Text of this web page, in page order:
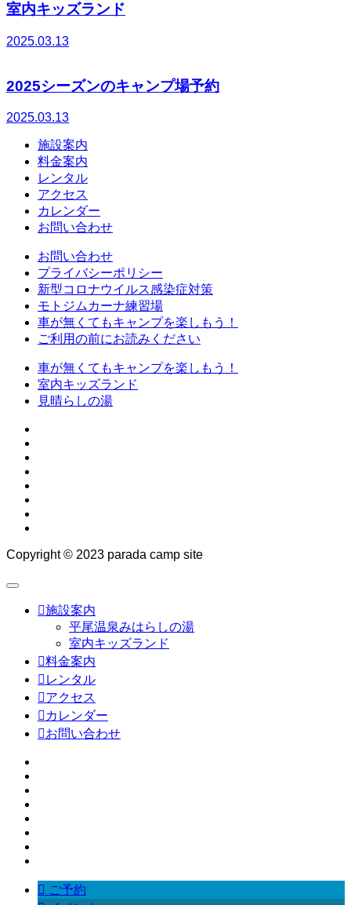
室内キッズランド
2025.03.13
2025シーズンのキャンプ場予約
2025.03.13
施設案内
料金案内
レンタル
アクセス
カレンダー
お問い合わせ
お問い合わせ
プライバシーポリシー
新型コロナウイルス感染症対策
モトジムカーナ練習場
車が無くてもキャンプを楽しもう！
ご利用の前にお読みください
車が無くてもキャンプを楽しもう！
室内キッズランド
見晴らしの湯
Copyright © 2023 parada camp site
施設案内
平尾温泉みはらしの湯
室内キッズランド
料金案内
 レンタル
アクセス
 カレンダー
お問い合わせ
 ご予約